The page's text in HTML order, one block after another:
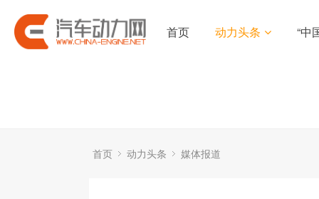
首页 动力头条 “中
首页 动力头条 媒体报道